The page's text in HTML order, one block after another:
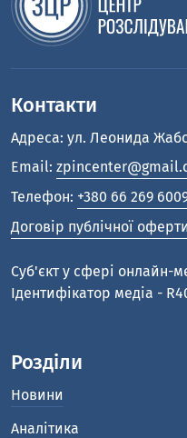
Контакти
Адреса: ул. Леонида
Email:
Телефон: +380 66 269
Договір публічної оферти
Cуб'єкт у сфері онлайн-
Ідентифікатор медіа -
Розділи
Новини
Аналітика